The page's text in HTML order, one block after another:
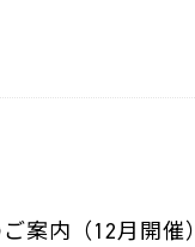
案内（12月開催）